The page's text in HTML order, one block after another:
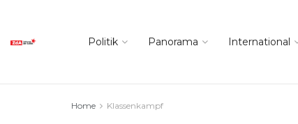
Politik Panorama International
Home Klassenkampf